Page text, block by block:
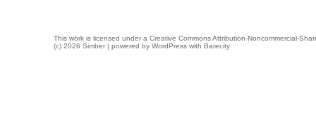
This work is licensed under a Creative Commons Attribution-Noncommercial-
(c) 2026 Simber | powered by WordPress with Barecity